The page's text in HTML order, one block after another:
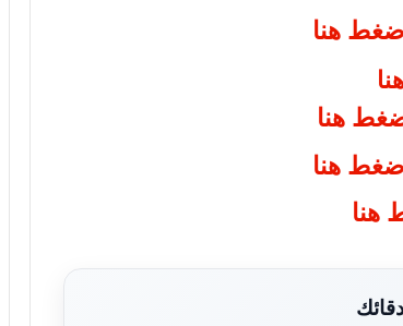
هنا
هنا
هنا
هنا